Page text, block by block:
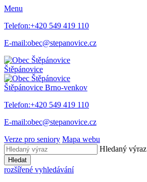
Menu
Telefon:+420 549 419 110
E-mail:obec@stepanovice.cz
Štěpánovice
Štěpánovice Brno-venkov
Telefon:+420 549 419 110
E-mail:obec@stepanovice.cz
Verze pro seniory Mapa webu
Hledaný výraz
Hledat
rozšířené vyhledávání